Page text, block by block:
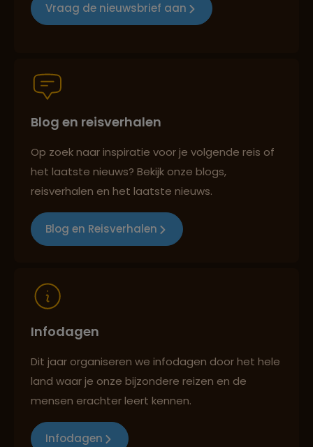
Reiszekerheid met Sawadee
Persoonlijk en deskundig reisadvies
Vraag de nieuwsbrief aan
Blog en reisverhalen
Op zoek naar inspiratie voor je volgende reis of
het laatste nieuws? Bekijk onze blogs,
reisverhalen en het laatste nieuws.
Blog en Reisverhalen
Infodagen
Dit jaar organiseren we infodagen door het hele
land waar je onze bijzondere reizen en de
mensen erachter leert kennen.
Infodagen